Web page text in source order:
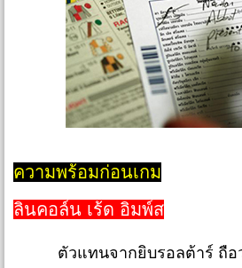
ความพร้อมก่อนเกม
ลินคอล์น เร้ด อิมพ์ส
ตัวแทนจากยิบรอลต้าร์ ถือว่